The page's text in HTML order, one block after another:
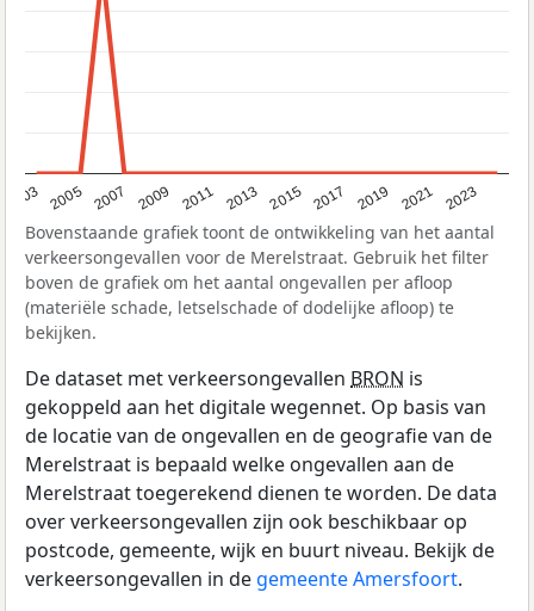
2003 2005 2007 2009 2011 2013 2015 2017 2019 2021 2023
Bovenstaande grafiek toont de ontwikkeling van het aantal
verkeersongevallen voor de Merelstraat. Gebruik het filter
boven de grafiek om het aantal ongevallen per afloop
(materiële schade, letselschade of dodelijke afloop) te
bekijken.
De dataset met verkeersongevallen BRON is
gekoppeld aan het digitale wegennet. Op basis van
de locatie van de ongevallen en de geografie van de
Merelstraat is bepaald welke ongevallen aan de
Merelstraat toegerekend dienen te worden. De data
over verkeersongevallen zijn ook beschikbaar op
postcode, gemeente, wijk en buurt niveau. Bekijk de
verkeersongevallen in de gemeente Amersfoort.